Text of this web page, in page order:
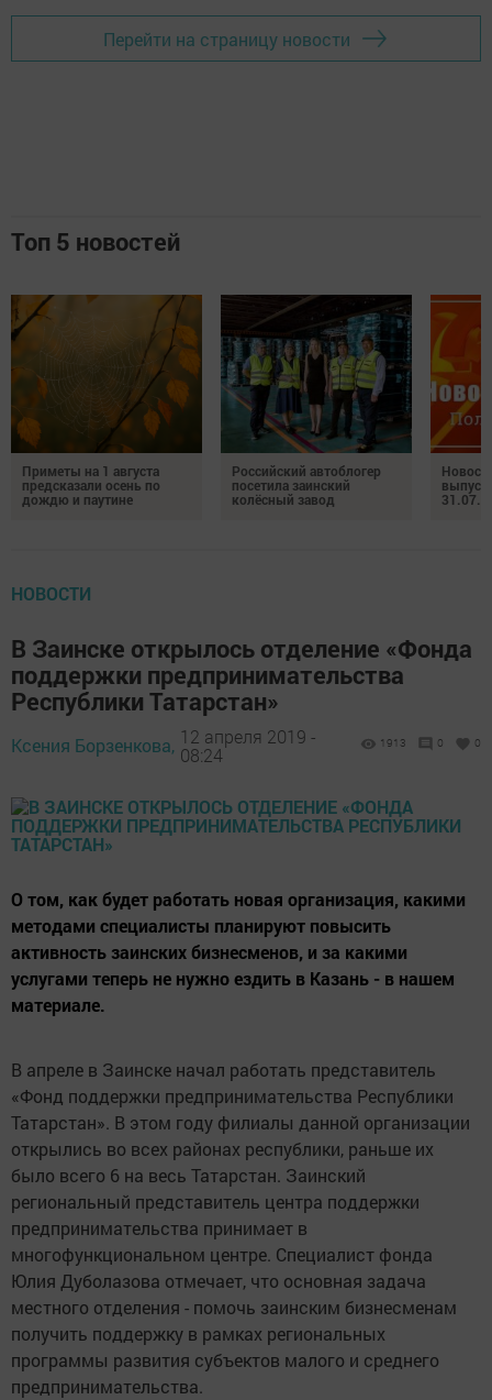
Перейти на страницу новости
Топ 5 новостей
Приметы на 1 августа
предсказали осень по
дождю и паутине
Российский автоблогер
посетила заинский
колёсный завод
НОВОСТИ
В Заинске открылось отделение «Фонда
поддержки предпринимательства
Республики Татарстан»
Ксения Борзенкова, 12 апреля 2019 -
08:24
1913 0 0
О том, как будет работать новая организация, какими
методами специалисты планируют повысить
активность заинских бизнесменов, и за какими
услугами теперь не нужно ездить в Казань - в нашем
материале.
В апреле в Заинске начал работать представитель
«Фонд поддержки предпринимательства Республики
Татарстан». В этом году филиалы данной организации
открылись во всех районах республики, раньше их
было всего 6 на весь Татарстан. Заинский
региональный представитель центра поддержки
предпринимательства принимает в
многофункциональном центре. Специалист фонда
Юлия Дуболазова отмечает, что основная задача
местного отделения - помочь заинским бизнесменам
получить поддержку в рамках региональных
программы развития субъектов малого и среднего
предпринимательства.